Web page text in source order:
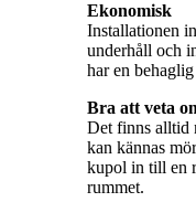
Ekonomisk
Installationen
underhåll och
har en
Bra att veta
Det finns alltid
kan kännas
kupol in till en
rummet.